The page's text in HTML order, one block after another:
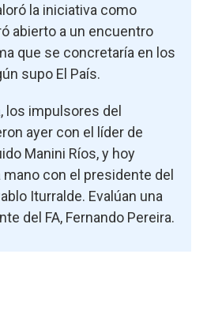
la iniciativa como
abierto a un encuentro
que se concretaría en los
supo El País.
los impulsores del
ayer con el líder de
Manini Ríos, y hoy
con el presidente del
Iturralde. Evalúan una
del FA, Fernando Pereira.